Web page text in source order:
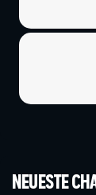
NEUESTE